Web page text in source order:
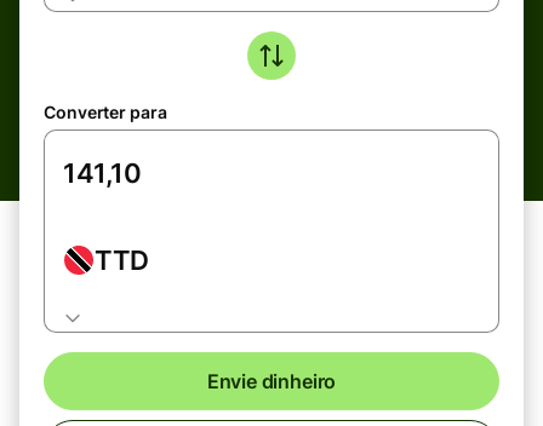
Converter para
TTD
Envie dinheiro